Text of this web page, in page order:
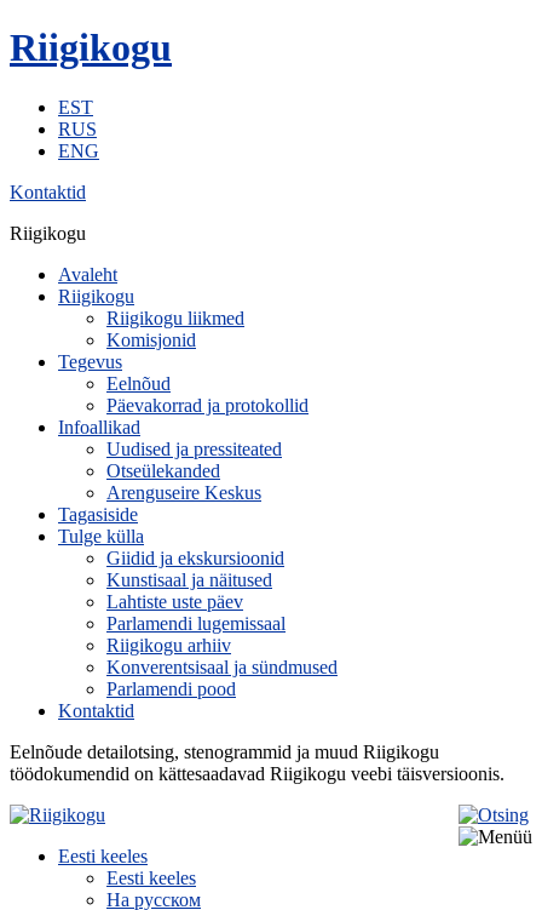
Riigikogu
EST
RUS
ENG
Kontaktid
Riigikogu
Avaleht
Riigikogu
Riigikogu liikmed
Komisjonid
Tegevus
Eelnõud
Päevakorrad ja protokollid
Infoallikad
Uudised ja pressiteated
Otseülekanded
Arenguseire Keskus
Tagasiside
Tulge külla
Giidid ja ekskursioonid
Kunstisaal ja näitused
Lahtiste uste päev
Parlamendi lugemissaal
Riigikogu arhiiv
Konverentsisaal ja sündmused
Parlamendi pood
Kontaktid
Eelnõude detailotsing, stenogrammid ja muud Riigikogu
töödokumendid on kättesaadavad Riigikogu veebi täisversioonis.
Eesti keeles
Eesti keeles
На русском